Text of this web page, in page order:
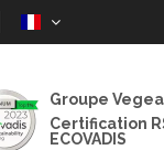
Groupe Vegea
Certification
ECOVADIS